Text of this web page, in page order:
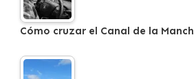
Cómo cruzar el Canal de la